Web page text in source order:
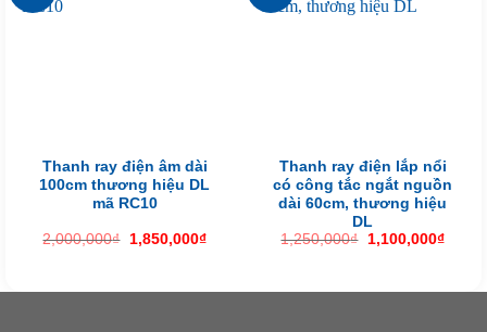
Thanh ray điện âm dài
100cm thương hiệu DL
mã RC10
2,000,000₫ Giá
gốc
1,850,000₫Giá
hiện
Thanh ray điện lắp nổi
có công tắc ngắt nguồn
dài 60cm, thương hiệu
DL
1,250,000₫ Giá
gốc
1,100,000₫Giá
hiện